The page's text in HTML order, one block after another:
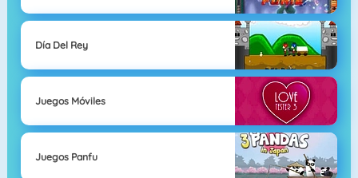
Día Del Rey
Juegos Móviles
Juegos Panfu